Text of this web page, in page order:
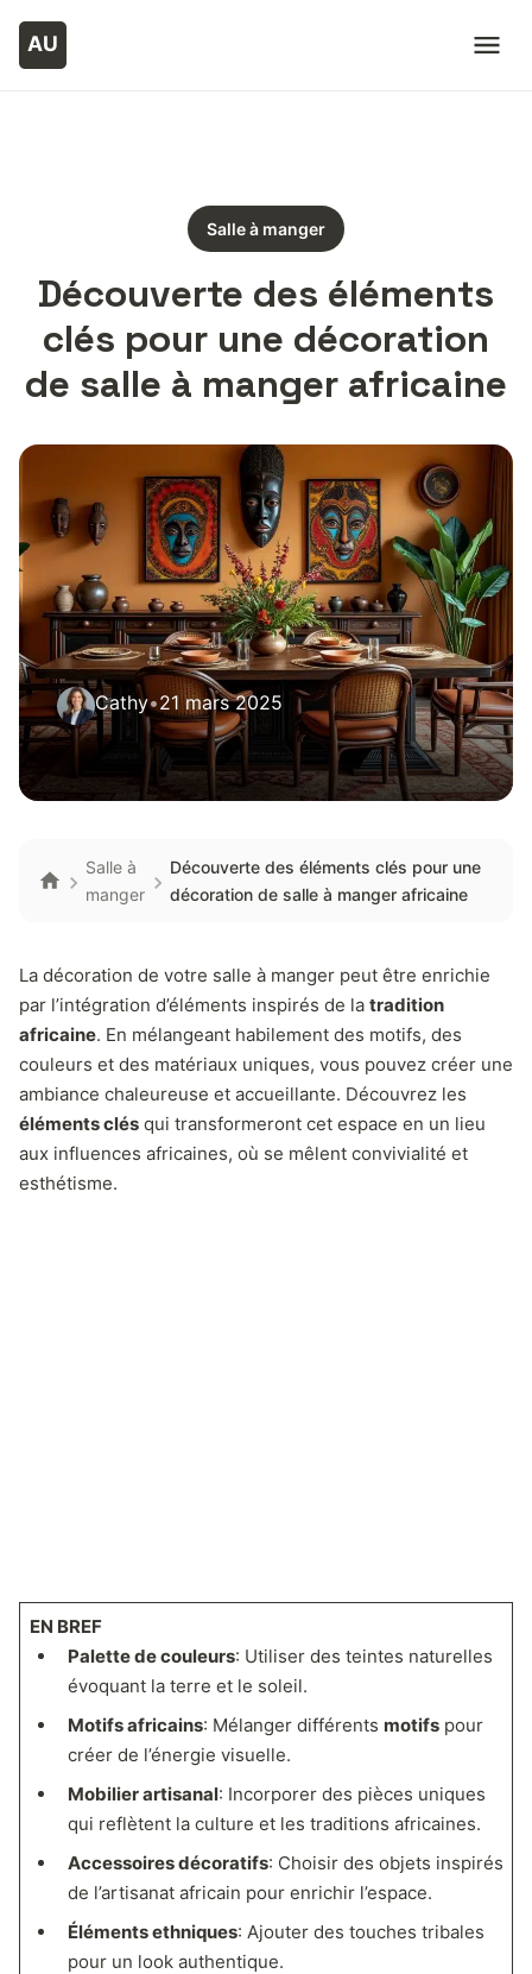
Salle à manger
Découverte des éléments
clés pour une décoration
de salle à manger africaine
Cathy•21 mars 2025
Salle à
manger
Découverte des éléments clés pour une
décoration de salle à manger africaine
La décoration de votre salle à manger peut être enrichie
par l’intégration d’éléments inspirés de la tradition
africaine. En mélangeant habilement des motifs, des
couleurs et des matériaux uniques, vous pouvez créer une
ambiance chaleureuse et accueillante. Découvrez les
éléments clés qui transformeront cet espace en un lieu
aux influences africaines, où se mêlent convivialité et
esthétisme.
EN BREF
Palette de couleurs: Utiliser des teintes naturelles
évoquant la terre et le soleil.
Motifs africains: Mélanger différents motifspour
créer de l’énergie visuelle.
Mobilier artisanal: Incorporer des pièces uniques
qui reflètent la culture et les traditions africaines.
Accessoires décoratifs: Choisir des objets inspirés
de l’artisanat africain pour enrichir l’espace.
Éléments ethniques: Ajouter des touches tribales
pour un look authentique.